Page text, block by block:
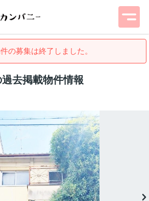
の募集は終了しました。
去掲載物件情報